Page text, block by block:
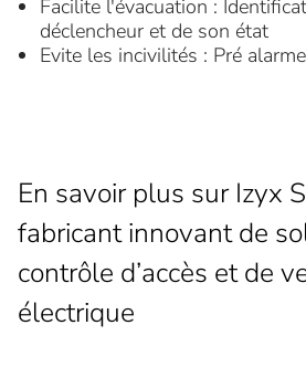
Facilite l'évacuation :
déclencheur et de son état
Evite les incivilités : Pré
En savoir plus sur Izyx
fabricant innovant de
contrôle d’accès et de
électrique